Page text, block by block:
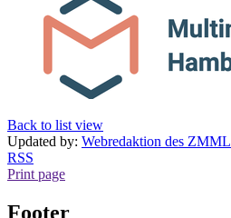
Back to list view
Updated by: Webredaktion des ZMML
RSS
Print page
Footer